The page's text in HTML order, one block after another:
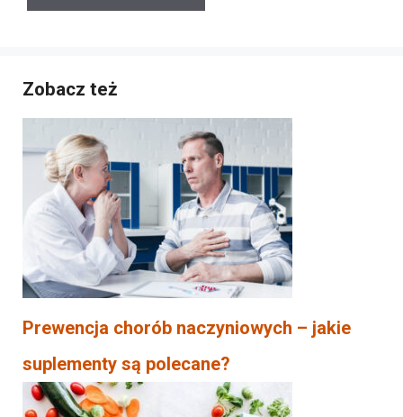
Zobacz też
Prewencja chorób naczyniowych – jakie
suplementy są polecane?